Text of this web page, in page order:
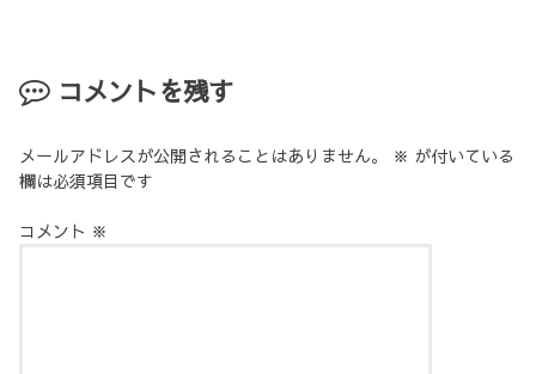
コメントを残す
メールアドレスが公開されることはありません。 ※ が付いている
欄は必須項目です
コメント ※